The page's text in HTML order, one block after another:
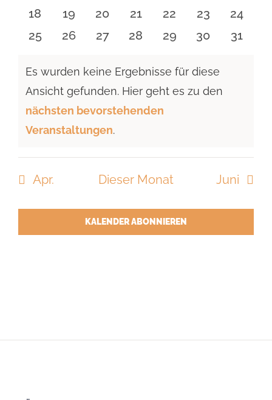
Veranstaltungen
Veranstaltungen
Veranstaltungen
Veranstaltungen
Veranstaltungen
0
Veranstaltungen
18
0
Veranstaltungen
19
0
Veranstaltungen
20
0
Veranstaltungen
21
0
Veranstaltungen
22
0
23
0
24
0
25
0
26
0
27
0
28
0
29
0
30
0
31
Hinweis
Es wurden keine Ergebnisse für diese
Ansicht gefunden. Hier geht es zu den
nächsten bevorstehenden
Veranstaltungen.
Apr. Dieser Monat Juni
KALENDER ABONNIEREN